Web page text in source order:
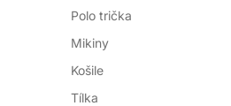
Polo trička
Mikiny
Košile
Tílka